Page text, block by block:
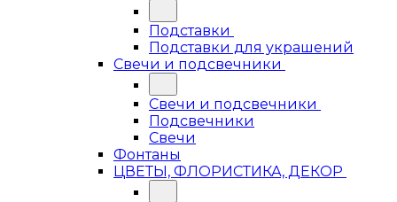
Подставки
Подставки для украшений
Свечи и подсвечники
Свечи и подсвечники
Подсвечники
Свечи
Фонтаны
ЦВЕТЫ, ФЛОРИСТИКА, ДЕКОР